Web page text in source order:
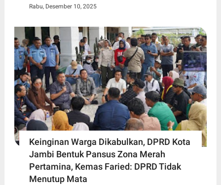
Rabu, Desember 10, 2025
Keinginan Warga Dikabulkan, DPRD Kota
Jambi Bentuk Pansus Zona Merah
Pertamina, Kemas Faried: DPRD Tidak
Menutup Mata